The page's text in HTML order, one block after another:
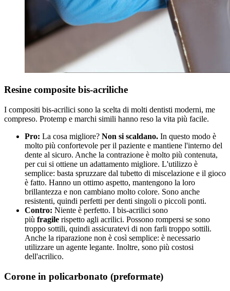
Resine composite bis-acriliche
I compositi bis-acrilici sono la scelta di molti dentisti moderni, me
compreso. Protemp e marchi simili hanno reso la vita più facile.
Pro: La cosa migliore? Non si scaldano. In questo modo è
molto più confortevole per il paziente e mantiene l'interno del
dente al sicuro. Anche la contrazione è molto più contenuta,
per cui si ottiene un adattamento migliore. L'utilizzo è
semplice: basta spruzzare dal tubetto di miscelazione e il gioco
è fatto. Hanno un ottimo aspetto, mantengono la loro
brillantezza e non cambiano molto colore. Sono anche
resistenti, quindi perfetti per denti singoli o piccoli ponti.
Contro: Niente è perfetto. I bis-acrilici sono
più fragile rispetto agli acrilici. Possono rompersi se sono
troppo sottili, quindi assicuratevi di non farli troppo sottili.
Anche la riparazione non è così semplice: è necessario
utilizzare un agente legante. Inoltre, sono più costosi
dell'acrilico.
Corone in policarbonato (preformate)